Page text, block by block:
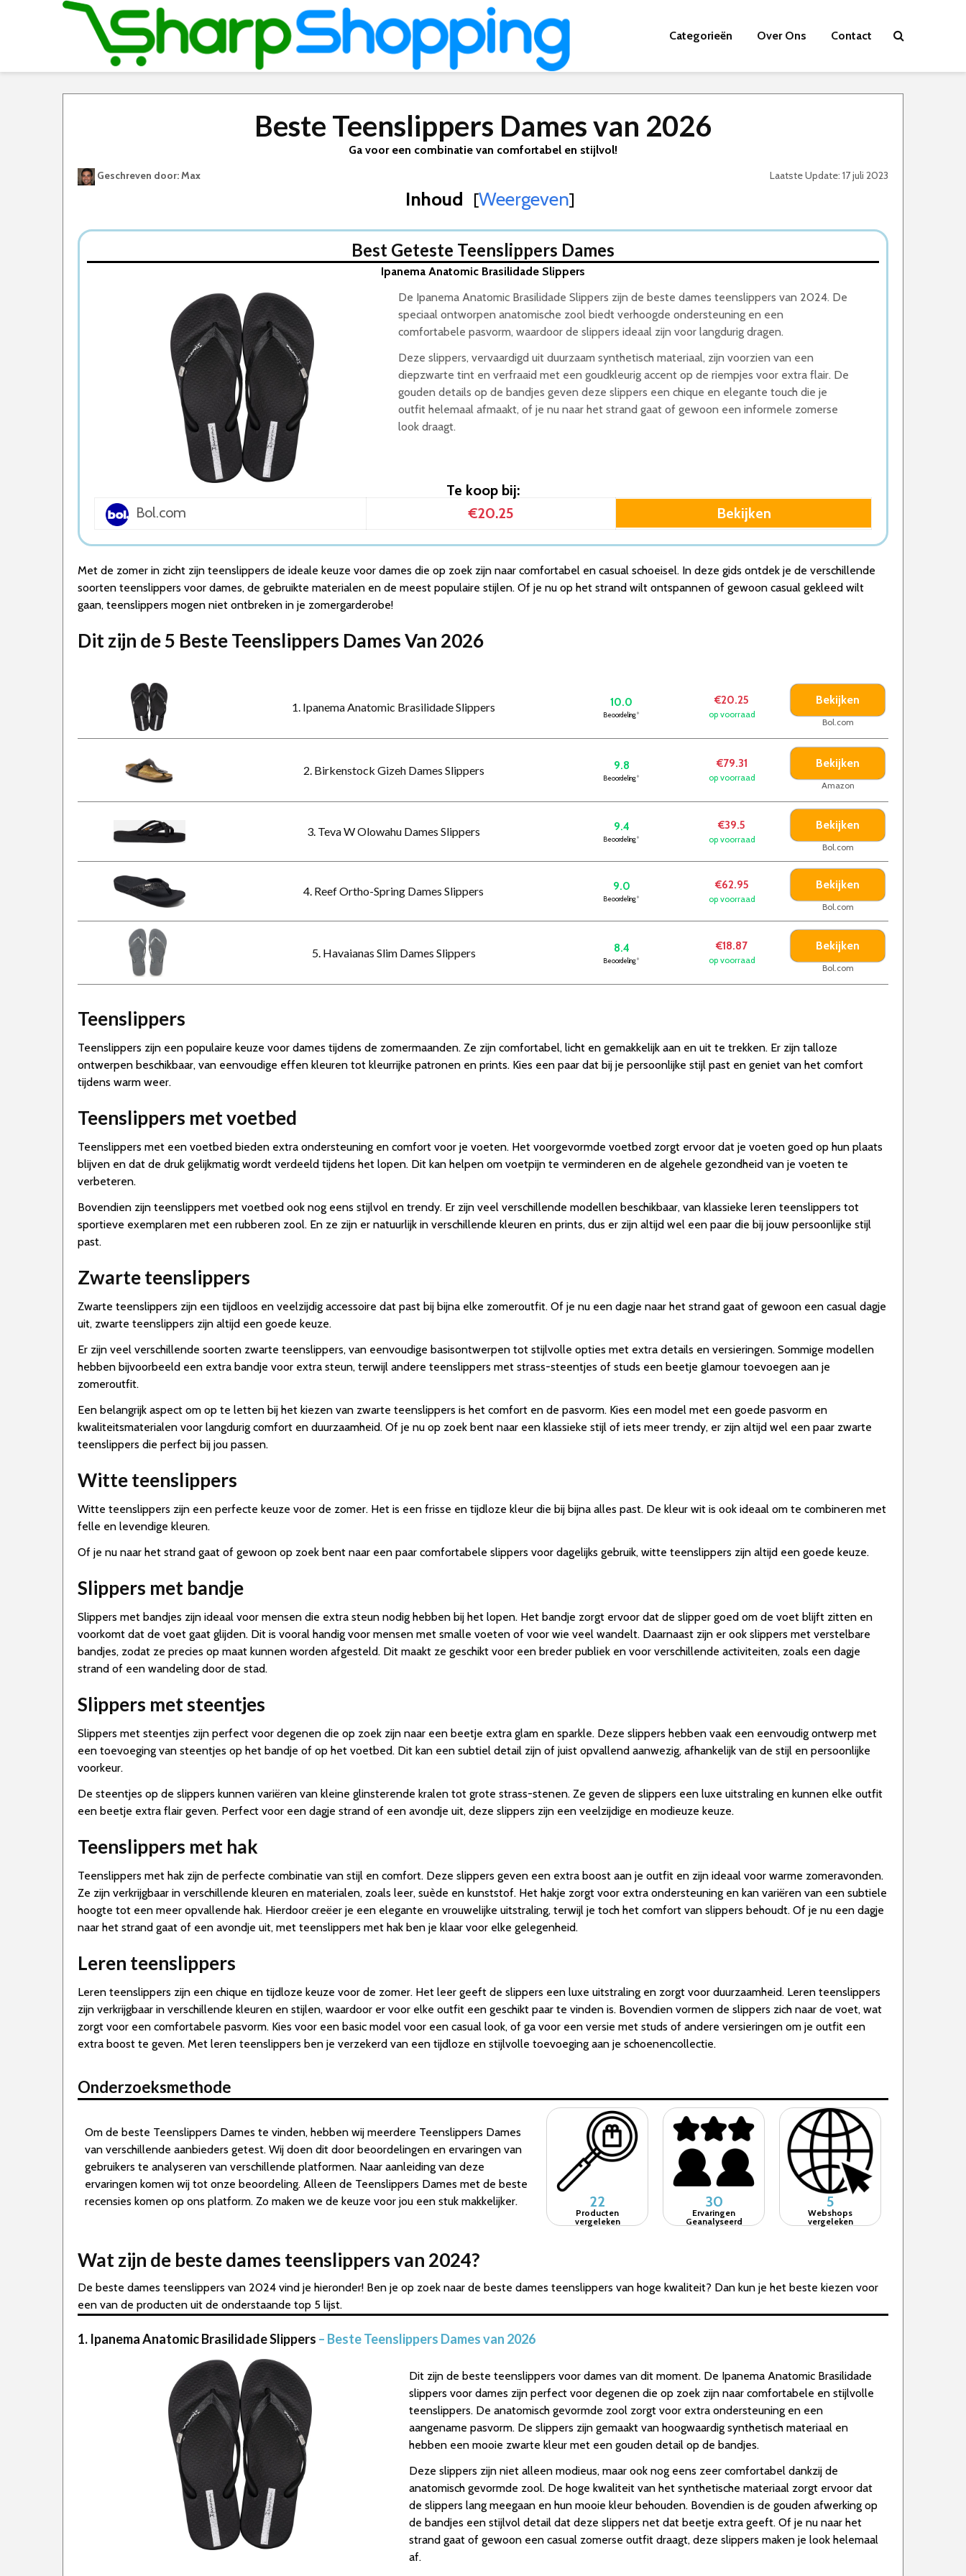
Categorieën Over Ons Contact
Beste Teenslippers Dames van 2026
Ga voor een combinatie van comfortabel en stijlvol!
Geschreven door: Max Laatste Update: 17 juli 2023
Inhoud [Weergeven]
3. Teva W Olowahu Dames Slippers
4. Reef Ortho-Spring Dames Slippers
5. Havaianas Slim Dames Slippers
Wat is de beste Teenslippers Dames van 2026
1. Beste Teenslippers Dames van 2026
2. Stijlvolle Teenslippers Dames
3. Goede Prijs-Kwaliteit Teenslippers Dames
4. Duurzame Teenslippers Dames
5. Goede Koop Teenslippers Dames
Best Geteste Teenslippers Dames
Ipanema Anatomic Brasilidade Slippers
De Ipanema Anatomic Brasilidade Slippers zijn de beste dames teenslippers van 2024. De
speciaal ontworpen anatomische zool biedt verhoogde ondersteuning en een
comfortabele pasvorm, waardoor de slippers ideaal zijn voor langdurig dragen.
Deze slippers, vervaardigd uit duurzaam synthetisch materiaal, zijn voorzien van een
diepzwarte tint en verfraaid met een goudkleurig accent op de riempjes voor extra flair. De
gouden details op de bandjes geven deze slippers een chique en elegante touch die je
outfit helemaal afmaakt, of je nu naar het strand gaat of gewoon een informele zomerse
look draagt.
Te koop bij:
Bol.com
€20.25 Bekijken
Met de zomer in zicht zijn teenslippers de ideale keuze voor dames die op zoek zijn naar comfortabel en casual schoeisel. In deze gids ontdek je de verschillende
soorten teenslippers voor dames, de gebruikte materialen en de meest populaire stijlen. Of je nu op het strand wilt ontspannen of gewoon casual gekleed wilt
gaan, teenslippers mogen niet ontbreken in je zomergarderobe!
Dit zijn de 5 Beste Teenslippers Dames Van 2026
1. Ipanema Anatomic Brasilidade Slippers 10.0
Beoordeling*
€20.25
op voorraad
Bekijken
Bol.com
2. Birkenstock Gizeh Dames Slippers 9.8
Beoordeling*
€79.31
op voorraad
Bekijken
Amazon
3. Teva W Olowahu Dames Slippers 9.4
Beoordeling*
€39.5
op voorraad
Bekijken
Bol.com
4. Reef Ortho-Spring Dames Slippers 9.0
Beoordeling*
€62.95
op voorraad
Bekijken
Bol.com
5. Havaianas Slim Dames Slippers 8.4
Beoordeling*
€18.87
op voorraad
Bekijken
Bol.com
Teenslippers
Teenslippers zijn een populaire keuze voor dames tijdens de zomermaanden. Ze zijn comfortabel, licht en gemakkelijk aan en uit te trekken. Er zijn talloze
ontwerpen beschikbaar, van eenvoudige effen kleuren tot kleurrijke patronen en prints. Kies een paar dat bij je persoonlijke stijl past en geniet van het comfort
tijdens warm weer.
Teenslippers met voetbed
Teenslippers met een voetbed bieden extra ondersteuning en comfort voor je voeten. Het voorgevormde voetbed zorgt ervoor dat je voeten goed op hun plaats
blijven en dat de druk gelijkmatig wordt verdeeld tijdens het lopen. Dit kan helpen om voetpijn te verminderen en de algehele gezondheid van je voeten te
verbeteren.
Bovendien zijn teenslippers met voetbed ook nog eens stijlvol en trendy. Er zijn veel verschillende modellen beschikbaar, van klassieke leren teenslippers tot
sportieve exemplaren met een rubberen zool. En ze zijn er natuurlijk in verschillende kleuren en prints, dus er zijn altijd wel een paar die bij jouw persoonlijke stijl
past.
Zwarte teenslippers
Zwarte teenslippers zijn een tijdloos en veelzijdig accessoire dat past bij bijna elke zomeroutfit. Of je nu een dagje naar het strand gaat of gewoon een casual dagje
uit, zwarte teenslippers zijn altijd een goede keuze.
Er zijn veel verschillende soorten zwarte teenslippers, van eenvoudige basisontwerpen tot stijlvolle opties met extra details en versieringen. Sommige modellen
hebben bijvoorbeeld een extra bandje voor extra steun, terwijl andere teenslippers met strass-steentjes of studs een beetje glamour toevoegen aan je
zomeroutfit.
Een belangrijk aspect om op te letten bij het kiezen van zwarte teenslippers is het comfort en de pasvorm. Kies een model met een goede pasvorm en
kwaliteitsmaterialen voor langdurig comfort en duurzaamheid. Of je nu op zoek bent naar een klassieke stijl of iets meer trendy, er zijn altijd wel een paar zwarte
teenslippers die perfect bij jou passen.
Witte teenslippers
Witte teenslippers zijn een perfecte keuze voor de zomer. Het is een frisse en tijdloze kleur die bij bijna alles past. De kleur wit is ook ideaal om te combineren met
felle en levendige kleuren.
Of je nu naar het strand gaat of gewoon op zoek bent naar een paar comfortabele slippers voor dagelijks gebruik, witte teenslippers zijn altijd een goede keuze.
Slippers met bandje
Slippers met bandjes zijn ideaal voor mensen die extra steun nodig hebben bij het lopen. Het bandje zorgt ervoor dat de slipper goed om de voet blijft zitten en
voorkomt dat de voet gaat glijden. Dit is vooral handig voor mensen met smalle voeten of voor wie veel wandelt. Daarnaast zijn er ook slippers met verstelbare
bandjes, zodat ze precies op maat kunnen worden afgesteld. Dit maakt ze geschikt voor een breder publiek en voor verschillende activiteiten, zoals een dagje
strand of een wandeling door de stad.
Slippers met steentjes
Slippers met steentjes zijn perfect voor degenen die op zoek zijn naar een beetje extra glam en sparkle. Deze slippers hebben vaak een eenvoudig ontwerp met
een toevoeging van steentjes op het bandje of op het voetbed. Dit kan een subtiel detail zijn of juist opvallend aanwezig, afhankelijk van de stijl en persoonlijke
voorkeur.
De steentjes op de slippers kunnen variëren van kleine glinsterende kralen tot grote strass-stenen. Ze geven de slippers een luxe uitstraling en kunnen elke outfit
een beetje extra flair geven. Perfect voor een dagje strand of een avondje uit, deze slippers zijn een veelzijdige en modieuze keuze.
Teenslippers met hak
Teenslippers met hak zijn de perfecte combinatie van stijl en comfort. Deze slippers geven een extra boost aan je outfit en zijn ideaal voor warme zomeravonden.
Ze zijn verkrijgbaar in verschillende kleuren en materialen, zoals leer, suède en kunststof. Het hakje zorgt voor extra ondersteuning en kan variëren van een subtiele
hoogte tot een meer opvallende hak. Hierdoor creëer je een elegante en vrouwelijke uitstraling, terwijl je toch het comfort van slippers behoudt. Of je nu een dagje
naar het strand gaat of een avondje uit, met teenslippers met hak ben je klaar voor elke gelegenheid.
Leren teenslippers
Leren teenslippers zijn een chique en tijdloze keuze voor de zomer. Het leer geeft de slippers een luxe uitstraling en zorgt voor duurzaamheid. Leren teenslippers
zijn verkrijgbaar in verschillende kleuren en stijlen, waardoor er voor elke outfit een geschikt paar te vinden is. Bovendien vormen de slippers zich naar de voet, wat
zorgt voor een comfortabele pasvorm. Kies voor een basic model voor een casual look, of ga voor een versie met studs of andere versieringen om je outfit een
extra boost te geven. Met leren teenslippers ben je verzekerd van een tijdloze en stijlvolle toevoeging aan je schoenencollectie.
Onderzoeksmethode
Om de beste Teenslippers Dames te vinden, hebben wij meerdere Teenslippers Dames
van verschillende aanbieders getest. Wij doen dit door beoordelingen en ervaringen van
gebruikers te analyseren van verschillende platformen. Naar aanleiding van deze
ervaringen komen wij tot onze beoordeling. Alleen de Teenslippers Dames met de beste
recensies komen op ons platform. Zo maken we de keuze voor jou een stuk makkelijker.
22
Producten
vergeleken
30
Ervaringen
Geanalyseerd
5
Webshops
vergeleken
Wat zijn de beste dames teenslippers van 2024?
De beste dames teenslippers van 2024 vind je hieronder! Ben je op zoek naar de beste dames teenslippers van hoge kwaliteit? Dan kun je het beste kiezen voor
een van de producten uit de onderstaande top 5 lijst.
1. Ipanema Anatomic Brasilidade Slippers – Beste Teenslippers Dames van 2026
Dit zijn de beste teenslippers voor dames van dit moment. De Ipanema Anatomic Brasilidade
slippers voor dames zijn perfect voor degenen die op zoek zijn naar comfortabele en stijlvolle
teenslippers. De anatomisch gevormde zool zorgt voor extra ondersteuning en een
aangename pasvorm. De slippers zijn gemaakt van hoogwaardig synthetisch materiaal en
hebben een mooie zwarte kleur met een gouden detail op de bandjes.
Deze slippers zijn niet alleen modieus, maar ook nog eens zeer comfortabel dankzij de
anatomisch gevormde zool. De hoge kwaliteit van het synthetische materiaal zorgt ervoor dat
de slippers lang meegaan en hun mooie kleur behouden. Bovendien is de gouden afwerking op
de bandjes een stijlvol detail dat deze slippers net dat beetje extra geeft. Of je nu naar het
strand gaat of gewoon een casual zomerse outfit draagt, deze slippers maken je look helemaal
af.